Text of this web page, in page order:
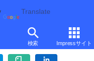
Translate
検索 Impressサイト
組み立て教室を開催
に26組の親子が挑戦